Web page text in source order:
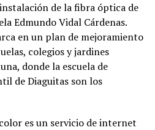
de la fibra óptica de
Edmundo Vidal Cárdenas.
en un plan de mejoramiento
colegios y jardines
donde la escuela de
de Diaguitas son los
es un servicio de internet